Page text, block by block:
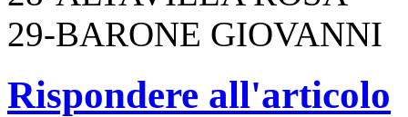
29-BARONE GIOVANNI
Rispondere all'articolo